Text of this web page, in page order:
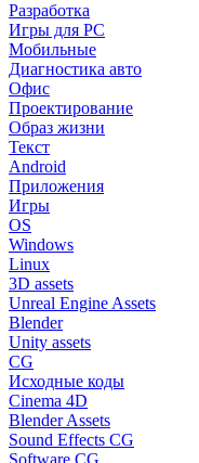
Разработка
Игры для PC
Мобильные
Диагностика авто
Офис
Проектирование
Образ жизни
Текст
Android
Приложения
Игры
OS
Windows
Linux
3D assets
Unreal Engine Assets
Blender
Unity assets
CG
Исходные коды
Cinema 4D
Blender Assets
Sound Effects CG
Software CG